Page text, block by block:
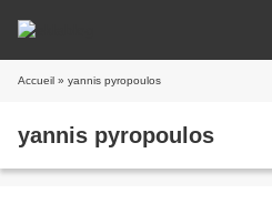
Accueil » yannis pyropoulos
yannis pyropoulos